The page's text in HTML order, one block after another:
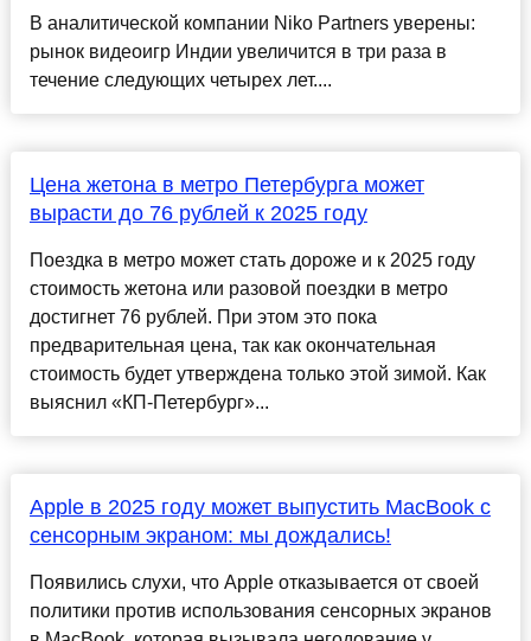
В аналитической компании Niko Partners уверены:
рынок видеоигр Индии увеличится в три раза в
течение следующих четырех лет....
Цена жетона в метро Петербурга может
вырасти до 76 рублей к 2025 году
Поездка в метро может стать дороже и к 2025 году
стоимость жетона или разовой поездки в метро
достигнет 76 рублей. При этом это пока
предварительная цена, так как окончательная
стоимость будет утверждена только этой зимой. Как
выяснил «КП-Петербург»...
Apple в 2025 году может выпустить MacBook с
сенсорным экраном: мы дождались!
Появились слухи, что Apple отказывается от своей
политики против использования сенсорных экранов